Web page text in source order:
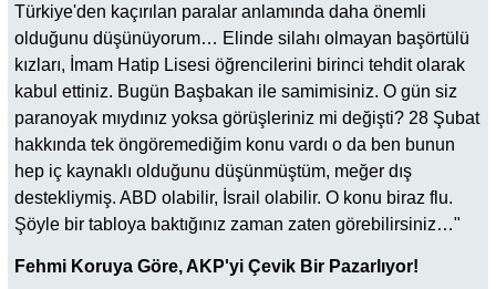
Türkiye'den kaçırılan paralar anlamında daha önemli
olduğunu düşünüyorum… Elinde silahı olmayan başörtülü
kızları, İmam Hatip Lisesi öğrencilerini birinci tehdit olarak
kabul ettiniz. Bugün Başbakan ile samimisiniz. O gün siz
paranoyak mıydınız yoksa görüşleriniz mi değişti? 28 Şubat
hakkında tek öngöremediğim konu vardı o da ben bunun
hep iç kaynaklı olduğunu düşünmüştüm, meğer dış
destekliymiş. ABD olabilir, İsrail olabilir. O konu biraz flu.
Şöyle bir tabloya baktığınız zaman zaten görebilirsiniz…"
Fehmi Koruya Göre, AKP'yi Çevik Bir Pazarlıyor!